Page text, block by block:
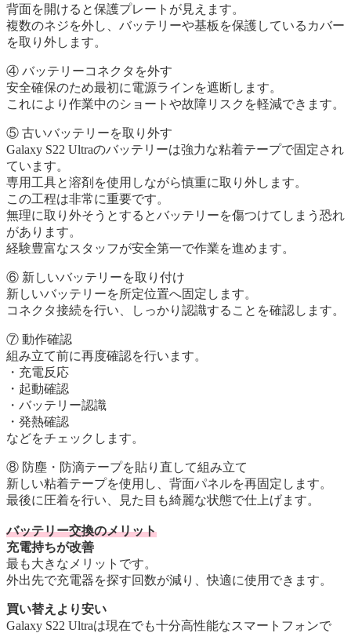
背面を開けると保護プレートが見えます。
複数のネジを外し、バッテリーや基板を保護しているカバー
を取り外します。
④ バッテリーコネクタを外す
安全確保のため最初に電源ラインを遮断します。
これにより作業中のショートや故障リスクを軽減できます。
⑤ 古いバッテリーを取り外す
Galaxy S22 Ultraのバッテリーは強力な粘着テープで固定され
ています。
専用工具と溶剤を使用しながら慎重に取り外します。
この工程は非常に重要です。
無理に取り外そうとするとバッテリーを傷つけてしまう恐れ
があります。
経験豊富なスタッフが安全第一で作業を進めます。
⑥ 新しいバッテリーを取り付け
新しいバッテリーを所定位置へ固定します。
コネクタ接続を行い、しっかり認識することを確認します。
⑦ 動作確認
組み立て前に再度確認を行います。
・充電反応
・起動確認
・バッテリー認識
・発熱確認
などをチェックします。
⑧ 防塵・防滴テープを貼り直して組み立て
新しい粘着テープを使用し、背面パネルを再固定します。
最後に圧着を行い、見た目も綺麗な状態で仕上げます。
バッテリー交換のメリット
充電持ちが改善
最も大きなメリットです。
外出先で充電器を探す回数が減り、快適に使用できます。
買い替えより安い
Galaxy S22 Ultraは現在でも十分高性能なスマートフォンで